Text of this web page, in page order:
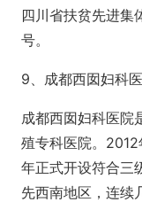
四川省扶贫先进集
号。
9、成都西囡妇科
成都西囡妇科医院
殖专科医院。
年正式开设符合三
先西南地区，连续